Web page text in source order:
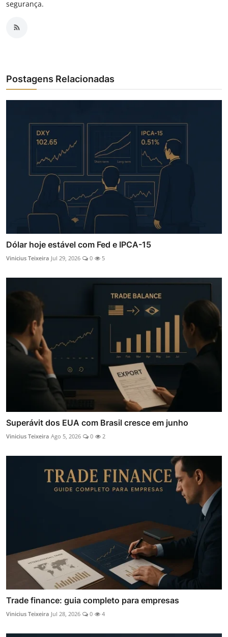
segurança.
Postagens Relacionadas
Dólar hoje estável com Fed e IPCA-15
Vinicius Teixeira Jul 29, 2026 0 5
Superávit dos EUA com Brasil cresce em junho
Vinicius Teixeira Ago 5, 2026 0 2
Trade finance: guia completo para empresas
Vinicius Teixeira Jul 28, 2026 0 4